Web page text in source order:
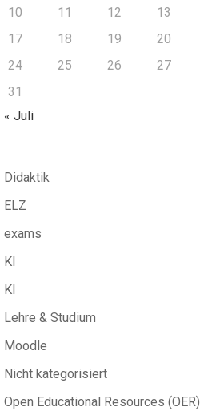
10
11 12 13
17
18 19 20
24
25 26 27
31
« Juli
Didaktik
ELZ
exams
KI
KI
Lehre & Studium
Moodle
Nicht kategorisiert
Open Educational Resources (OER)